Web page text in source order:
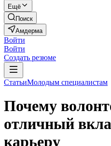
Ещё
Поиск
Амдерма
Войти
Войти
Создать резюме
СтатьиМолодым специалистам
Почему
отличный
карьеру